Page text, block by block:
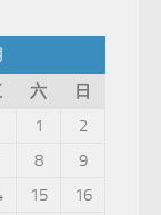
六
日
1
2
8
9
15
16